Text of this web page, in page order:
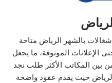
بالشهر الرياض متاحة
الإعلانات الموثوقة، ما يجعل
بين المكاتب الأكثر طلب نجد
حيث يقدم عقود واضحة